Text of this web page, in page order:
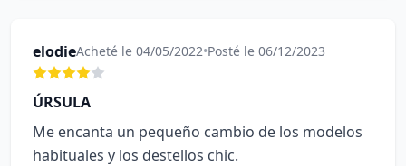
elodieAcheté le 04/05/2022•Posté le 06/12/2023
ÚRSULA
Me encanta un pequeño cambio de los modelos
habituales y los destellos chic.